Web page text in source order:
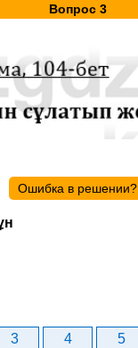
Вопрос 3
Ошибка в решении?
3 4 5